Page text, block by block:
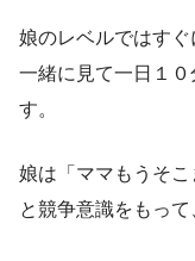
娘のレベルではす
一緒に見て一日１
す。
娘は「ママもうそこ
と競争意識をもって